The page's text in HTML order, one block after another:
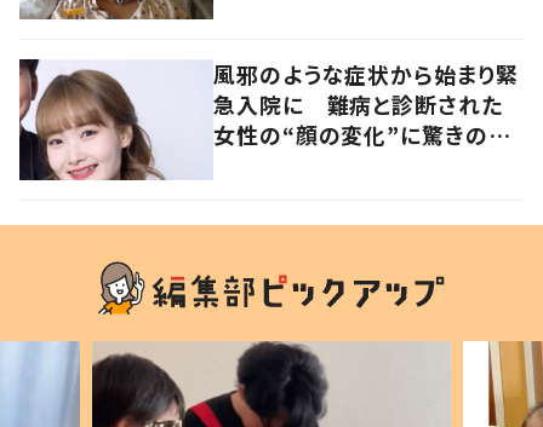
聞いた
風邪のような症状から始まり緊
急入院に 難病と診断された
女性の“顔の変化”に驚きの